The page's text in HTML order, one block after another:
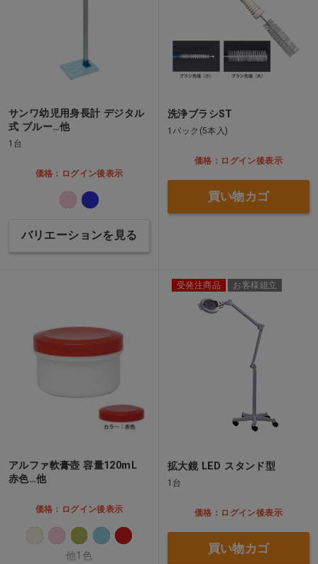
サンワ幼児用身長計 デジタル
式 ブルー…他
1台
価格：ログイン後表示
バリエーションを見る
洗浄ブラシST
1パック(5本入)
価格：ログイン後表示
買い物カゴ
アルファ軟膏壺 容量120mL
赤色…他
価格：ログイン後表示
他1色
受発注商品 お客様組立
拡大鏡 LED スタンド型
1台
価格：ログイン後表示
買い物カゴ